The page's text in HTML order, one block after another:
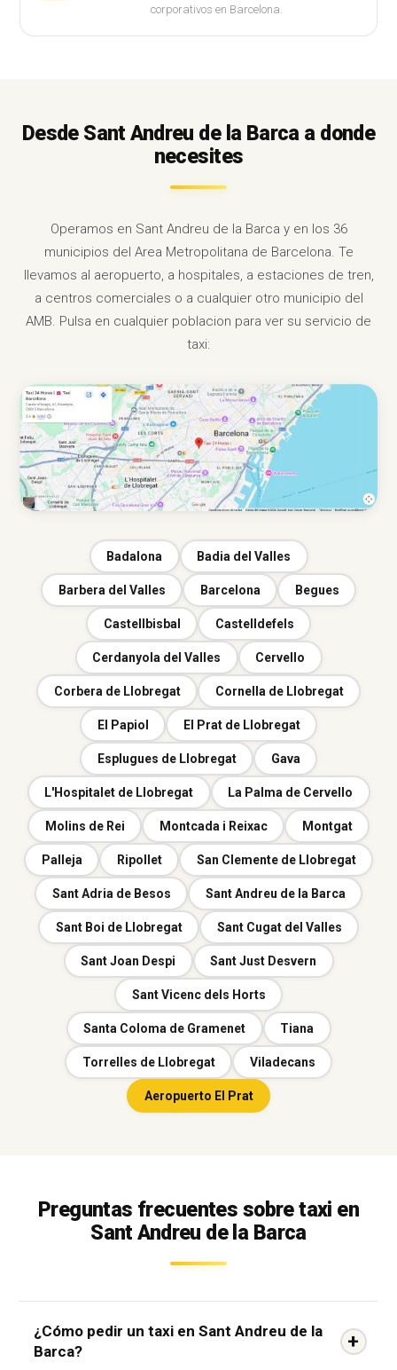
corporativos en Barcelona.
Desde Sant Andreu de la Barca a donde
necesites
Operamos en Sant Andreu de la Barca y en los 36
municipios del Area Metropolitana de Barcelona. Te
llevamos al aeropuerto, a hospitales, a estaciones de tren,
a centros comerciales o a cualquier otro municipio del
AMB. Pulsa en cualquier poblacion para ver su servicio de
taxi:
Badalona Badia del Valles
Barbera del Valles Barcelona Begues
Castellbisbal Castelldefels
Cerdanyola del Valles Cervello
Corbera de Llobregat Cornella de Llobregat
El Papiol El Prat de Llobregat
Esplugues de Llobregat Gava
L'Hospitalet de Llobregat La Palma de Cervello
Molins de Rei Montcada i Reixac Montgat
Palleja Ripollet San Clemente de Llobregat
Sant Adria de Besos Sant Andreu de la Barca
Sant Boi de Llobregat Sant Cugat del Valles
Sant Joan Despi Sant Just Desvern
Sant Vicenc dels Horts
Santa Coloma de Gramenet Tiana
Torrelles de Llobregat Viladecans
Aeropuerto El Prat
Preguntas frecuentes sobre taxi en
Sant Andreu de la Barca
¿Cómo pedir un taxi en Sant Andreu de la
Barca?